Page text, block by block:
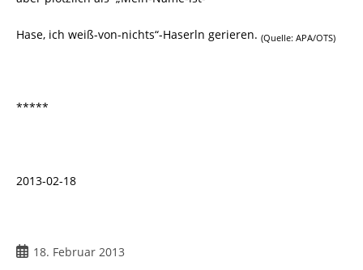
Hase, ich weiß-von-nichts“-Haserln gerieren. (Quelle: APA/OTS)
*****
2013-02-18
Beitrag18. Februar 2013